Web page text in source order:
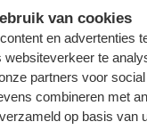
van cookies
en advertenties
websiteverkeer te
partners voor
combineren met
op basis van
de eindstand
de play-offs te
Van Ee,